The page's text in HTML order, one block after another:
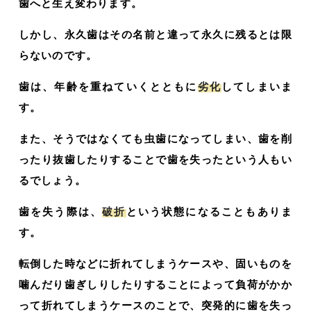
歯へと生え変わります。
しかし、永久歯はその名前と違って永久に残るとは限
らないのです。
歯は、年齢を重ねていくとともに 劣化してしまいま
す。
また、そうではなくても虫歯になってしまい、歯を削
ったり抜歯したりすることで歯を失ったという人もい
るでしょう。
歯を失う際は、破折という状態になることもありま
す。
転倒した時などに折れてしまうケースや、固いものを
噛んだり歯ぎしりしたりすることによって負荷がかか
って折れてしまうケースのことで、突発的に歯を失っ